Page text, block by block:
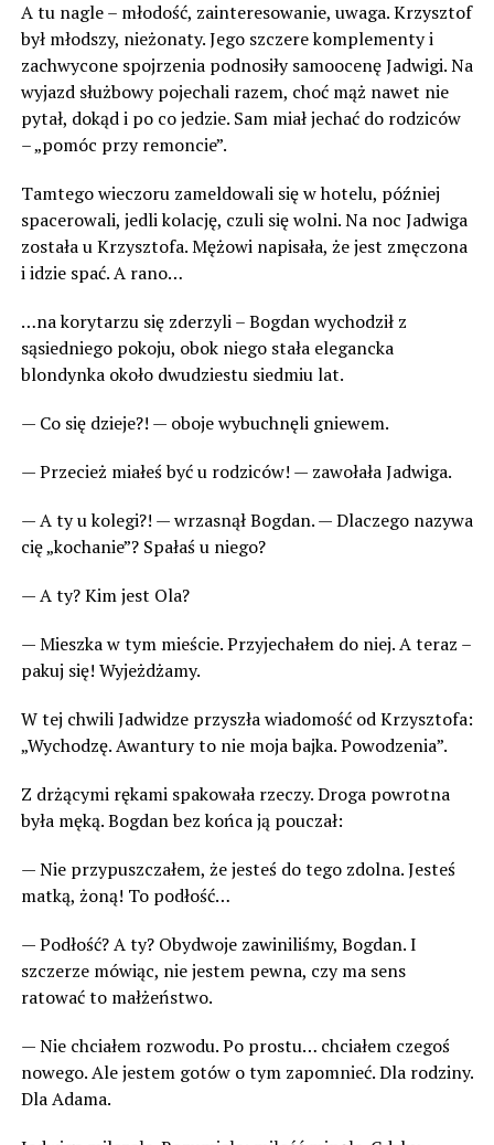
A tu nagle – młodość, zainteresowanie, uwaga. Krzysztof
był młodszy, nieżonaty. Jego szczere komplementy i
zachwycone spojrzenia podnosiły samoocenę Jadwigi. Na
wyjazd służbowy pojechali razem, choć mąż nawet nie
pytał, dokąd i po co jedzie. Sam miał jechać do rodziców
– „pomóc przy remoncie”.
Tamtego wieczoru zameldowali się w hotelu, później
spacerowali, jedli kolację, czuli się wolni. Na noc Jadwiga
została u Krzysztofa. Mężowi napisała, że jest zmęczona
i idzie spać. A rano…
…na korytarzu się zderzyli – Bogdan wychodził z
sąsiedniego pokoju, obok niego stała elegancka
blondynka około dwudziestu siedmiu lat.
— Co się dzieje?! — oboje wybuchnęli gniewem.
— Przecież miałeś być u rodziców! — zawołała Jadwiga.
— A ty u kolegi?! — wrzasnął Bogdan. — Dlaczego nazywa
cię „kochanie”? Spałaś u niego?
— A ty? Kim jest Ola?
— Mieszka w tym mieście. Przyjechałem do niej. A teraz –
pakuj się! Wyjeżdżamy.
W tej chwili Jadwidze przyszła wiadomość od Krzysztofa:
„Wychodzę. Awantury to nie moja bajka. Powodzenia”.
Z drżącymi rękami spakowała rzeczy. Droga powrotna
była męką. Bogdan bez końca ją pouczał:
— Nie przypuszczałem, że jesteś do tego zdolna. Jesteś
matką, żoną! To podłość…
— Podłość? A ty? Obydwoje zawiniliśmy, Bogdan. I
szczerze mówiąc, nie jestem pewna, czy ma sens
ratować to małżeństwo.
— Nie chciałem rozwodu. Po prostu… chciałem czegoś
nowego. Ale jestem gotów o tym zapomnieć. Dla rodziny.
Dla Adama.